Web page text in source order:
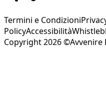
Termini e Condizioni
PolicyAccessibilità
Copyright 2026 ©Avvenire